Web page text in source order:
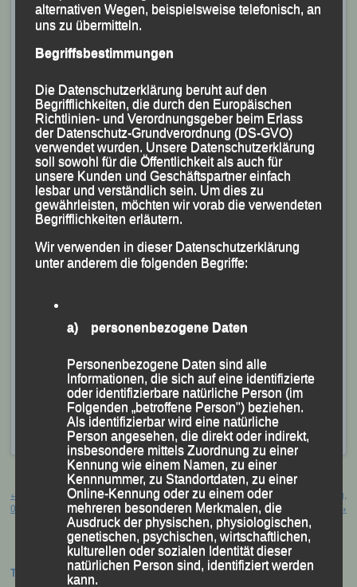
Trotz erheblicher Magenprobleme ab Kilometer Fünf
zweite Runde und lief nach 35:49 Minuten als Siebter
des Gesamtklassements und Zweiter seiner AK M 30
über die Ziellinie.
Etwas zu schnell angegangen war LG-Trainer Mario
Bernhardt die zwei Runden entlang der historischen
Lindenallee zwischen Mettenheim und Mettenheim-
Hart, kam mit seiner Endzeit von 36:10 Minuten als 10.
der Gesamtwertung ins Ziel; konnte sich aber den Sieg
in seiner AK M 35 sichern. LG-Oldie Gerhard Bauer
wurde mit seiner Endzeit von 1:00 Stunden Vierter bei
Bachmayer (SC Haag) nicht zu schlagen war, lief
Christina mit 45:45 Minuten auf Rang Neun gesamt
VeröffentlichtinAktuelles |Markiert mitChristina Wimmer,
Gerhard Bauer,Ida Kirchberger,Mario Bernhardt,Martha
Mettenheim,Mettenheimer Alleelauf,
Michael Kirchberger,onathan Schubert
Beitragsnavigation
←
Bahneröffnung – Wasserburg,
01.05.2026
26. Schafberglauf – St. Wolfgang,
→
Termine:
alternativen Wegen, beispielsweise telefonisch, an
uns zu übermitteln.
Begriffsbestimmungen
Die Datenschutzerklärung beruht auf den
Begrifflichkeiten, die durch den Europäischen
Richtlinien- und Verordnungsgeber beim Erlass
der Datenschutz-Grundverordnung (DS-GVO)
verwendet wurden. Unsere Datenschutzerklärung
soll sowohl für die Öffentlichkeit als auch für
unsere Kunden und Geschäftspartner einfach
lesbar und verständlich sein. Um dies zu
gewährleisten, möchten wir vorab die verwendeten
Begrifflichkeiten erläutern.
Wir verwenden in dieser Datenschutzerklärung
unter anderem die folgenden Begriffe:
a) personenbezogene Daten
Personenbezogene Daten sind alle
Informationen, die sich auf eine identifizierte
oder identifizierbare natürliche Person (im
Folgenden „betroffene Person") beziehen.
Als identifizierbar wird eine natürliche
Person angesehen, die direkt oder indirekt,
insbesondere mittels Zuordnung zu einer
Kennung wie einem Namen, zu einer
Kennnummer, zu Standortdaten, zu einer
Online-Kennung oder zu einem oder
mehreren besonderen Merkmalen, die
Ausdruck der physischen, physiologischen,
genetischen, psychischen, wirtschaftlichen,
kulturellen oder sozialen Identität dieser
natürlichen Person sind, identifiziert werden
kann.